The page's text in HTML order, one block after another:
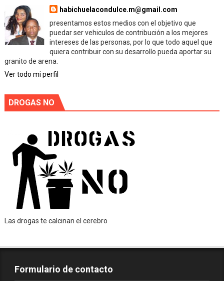
habichuelacondulce.m@gmail.com
presentamos estos medios con el objetivo que
puedar ser vehiculos de contribución a los mejores
intereses de las personas, por lo que todo aquel que
quiera contribuir con su desarrollo pueda aportar su
granito de arena.
Ver todo mi perfil
DROGAS NO
Las drogas te calcinan el cerebro
Formulario de contacto